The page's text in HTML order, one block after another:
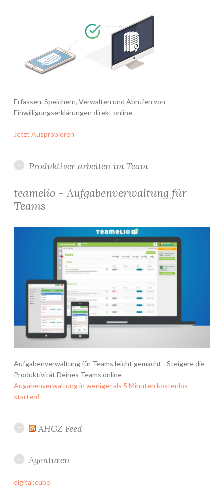
Erfassen, Speichern, Verwalten und Abrufen von
Einwilligungserklärungen direkt online.
Jetzt Ausprobieren
Produktiver arbeiten im Team
teamelio - Aufgabenverwaltung für
Teams
Aufgabenverwaltung für Teams leicht gemacht - Steigere die
Produktivität Deines Teams online
Augabenverwaltung in weniger als 5 Minuten kostenlos
starten!
AHGZ Feed
Agenturen
digital:cube